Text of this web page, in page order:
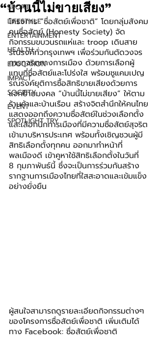
SPORT
LIFESTYLE
ENTERTAINMENT
HEALTH
EDUCATION
IMPACT
SOCIETY
EVENT
SPOTLIGHT TRY
“บ้านนี้ไม่ขายเสียง”
โครงการ “ซื่อสัตย์เพื่อชาติ” โดยกลุ่มสังคม
คนซื่อสัตย์ (Honesty Society) จัด
กิจกรรมขบวนรถแห่และ troop เดินสาย
รณรงค์ทั่วกรุงเทพฯ เพื่อร่วมกันตัดวงจร
การทุจริตทางการเมือง ด้วยการเลือกผู้
แทนที่ซื่อสัตย์และโปร่งใส พร้อมชูแคมเปญ
รณรงค์ยุติการซื้อสิทธิขายเสียงด้วยการ
แจกป้ายมงคล “บ้านนี้ไม่ขายเสียง” ให้ตาม
ร้านค้าและบ้านเรือน สร้างจิตสำนึกให้คนไทย
แสดงออกถึงความซื่อสัตย์ในช่วงเลือกตั้ง
และเลือกนักการเมืองที่มีความซื่อสัตย์สุจริต
เข้ามาบริหารประเทศ พร้อมทั้งเชิญชวนผู้มี
สิทธิเลือกตั้งทุกคน ออกมาทำหน้าที่
พลเมืองดี เข้าคูหาใช้สิทธิเลือกตั้งในวันที่
8 กุมภาพันธ์นี้ ซึ่งจะเป็นการร่วมกันสร้าง
รากฐานการเมืองไทยที่ใสสะอาดและเข้มแข็ง
อย่างยั่งยืน
ผู้สนใจสามารถดูรายละเอียดกิจกรรมต่างๆ
ของโครงการซื่อสัตย์เพื่อชาติ เพิ่มเติมได้
ทาง Facebook: ซื่อสัตย์เพื่อชาติ